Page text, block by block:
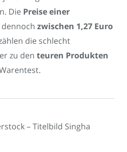
Die Preise einer
zwischen 1,27 Euro
die schlecht
zu den teuren Produkten
– Titelbild Singha